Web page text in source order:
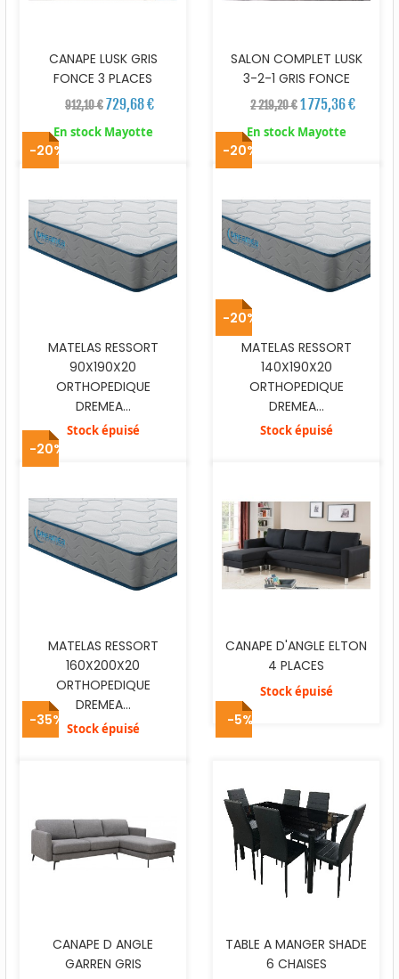
CANAPE LUSK GRIS
FONCE 3 PLACES
912,10 €729,68 €
En stock Mayotte
SALON COMPLET LUSK
3-2-1 GRIS FONCE
2 219,20 €1 775,36 €
En stock Mayotte
-20%
MATELAS RESSORT
90X190X20
ORTHOPEDIQUE
DREMEA...
Stock épuisé
-20%
MATELAS RESSORT
140X190X20
ORTHOPEDIQUE
DREMEA...
Stock épuisé
-20%
MATELAS RESSORT
160X200X20
ORTHOPEDIQUE
DREMEA...
Stock épuisé
-20%
CANAPE D'ANGLE ELTON
4 PLACES
Stock épuisé
-35%
CANAPE D ANGLE
GARREN GRIS
-5%
TABLE A MANGER SHADE
6 CHAISES